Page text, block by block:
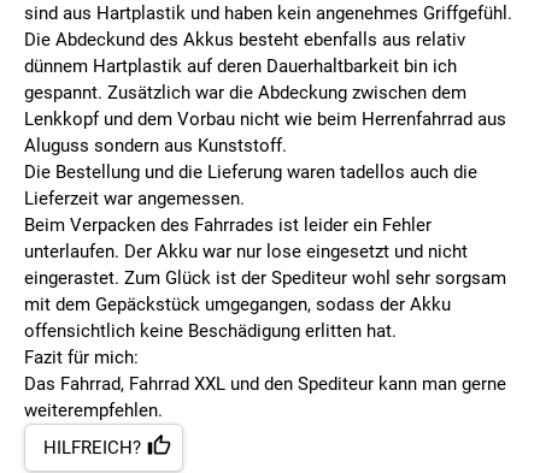
sind aus Hartplastik und haben kein angenehmes Griffgefühl.
Die Abdeckund des Akkus besteht ebenfalls aus relativ
dünnem Hartplastik auf deren Dauerhaltbarkeit bin ich
gespannt. Zusätzlich war die Abdeckung zwischen dem
Lenkkopf und dem Vorbau nicht wie beim Herrenfahrrad aus
Aluguss sondern aus Kunststoff.
Die Bestellung und die Lieferung waren tadellos auch die
Lieferzeit war angemessen.
Beim Verpacken des Fahrrades ist leider ein Fehler
unterlaufen. Der Akku war nur lose eingesetzt und nicht
eingerastet. Zum Glück ist der Spediteur wohl sehr sorgsam
mit dem Gepäckstück umgegangen, sodass der Akku
offensichtlich keine Beschädigung erlitten hat.
Fazit für mich:
Das Fahrrad, Fahrrad XXL und den Spediteur kann man gerne
weiterempfehlen.
HILFREICH?